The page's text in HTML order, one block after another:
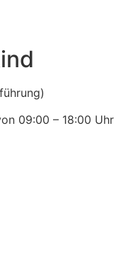
09:00 – 18:00 Uhr